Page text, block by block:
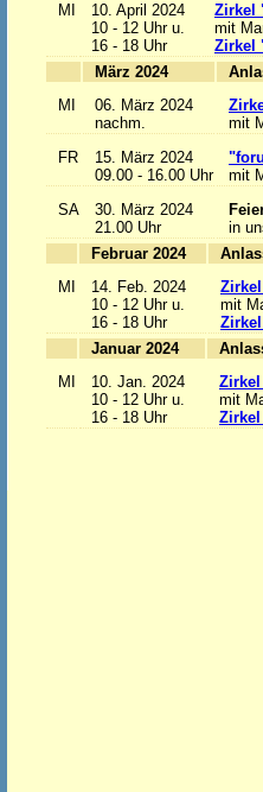
MI
10. April 2024
10 - 12 Uhr u.
16 - 18 Uhr
Zirkel
mit
Zirkel
März 2024
MI
06. März 2024
nachm.
mit
FR
15. März 2024
09.00 - 16.00 Uhr
mit
SA
30. März 2024
21.00 Uhr
in
Februar 2024
MI
14. Feb. 2024
10 - 12 Uhr u.
16 - 18 Uhr
mit
Januar 2024
MI
10. Jan. 2024
10 - 12 Uhr u.
16 - 18 Uhr
mit